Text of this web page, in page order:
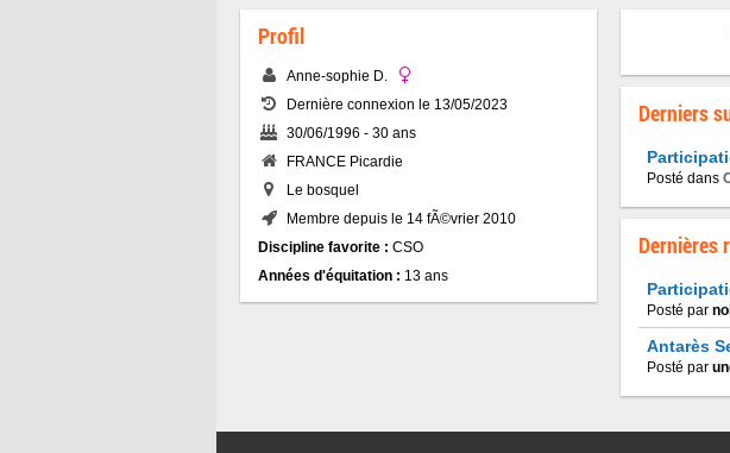
Profil
Anne-sophie D.
Dernière connexion le 13/05/2023
30/06/1996 - 30 ans
FRANCE Picardie
Le bosquel
Membre depuis le 14 fÃ©vrier 2010
Discipline favorite : CSO
Années d'équitation : 13 ans
Derniers
Posté dans
Dernières
Posté par
Antarès
Posté par